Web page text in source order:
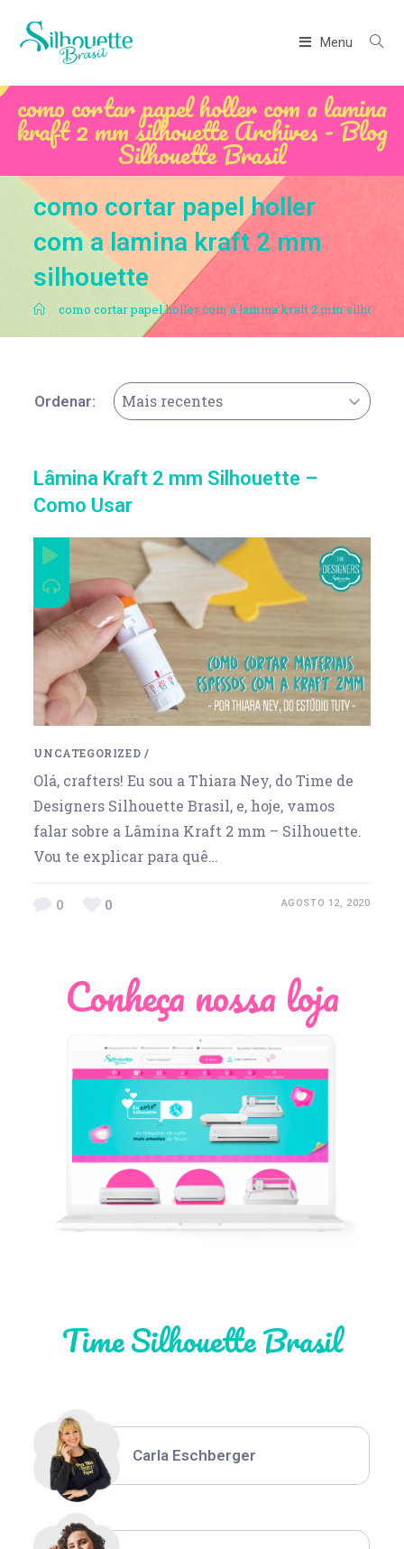
Menu
como cortar papel holler com a lamina
kraft 2 mm silhouette Archives - Blog
Silhouette Brasil
como cortar papel holler
com a lamina kraft 2 mm
silhouette
. como cortar papel holler com a lamina kraft 2 mm silhouette
Ordenar: Mais recentes
Lâmina Kraft 2 mm Silhouette –
Como Usar
UNCATEGORIZED /
Olá, crafters! Eu sou a Thiara Ney, do Time de
Designers Silhouette Brasil, e, hoje, vamos
falar sobre a Lâmina Kraft 2 mm – Silhouette.
Vou te explicar para quê…
0 0 AGOSTO 12, 2020
Conheça nossa loja
Time Silhouette Brasil
Léia Pastori
Thiara Ney
Carla Eschberger